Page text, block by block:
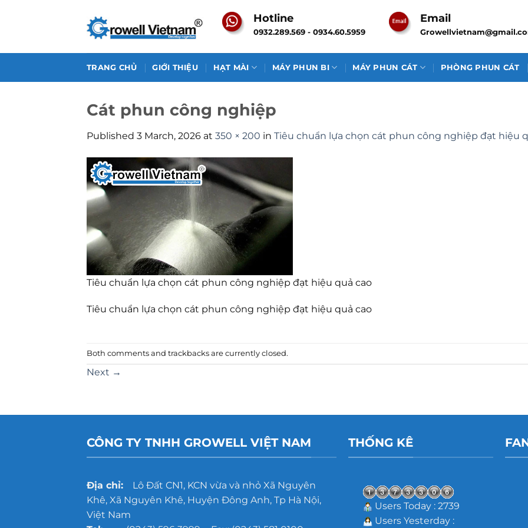
Hotline
0932.289.569 - 0934.60.5959
Email
TRANG CHỦ GIỚI THIỆU HẠT MÀI MÁY PHUN BI MÁY PHUN CÁT PHÒNG PHUN CÁT
Cát phun công nghiệp
Published 3 March, 2026 at 350 × 200 in Tiêu chuẩn lựa chọn cát phun công nghiệp đạt hiệu
Tiêu chuẩn lựa chọn cát phun công nghiệp đạt hiệu quả cao
Tiêu chuẩn lựa chọn cát phun công nghiệp đạt hiệu quả cao
Both comments and trackbacks are currently closed.
Next →
CÔNG TY TNHH GROWELL VIỆT NAM
Địa chỉ:Lô Đất CN1, KCN vừa và nhỏ Xã Nguyên
Khê, Xã Nguyên Khê, Huyện Đông Anh, Tp Hà Nội,
Việt Nam
THỐNG KÊ
Users Today : 2739
Users Yesterday :